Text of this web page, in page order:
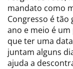
mandato como
Congresso é tão
ano e meio é
que ter uma
juntam alguns
ajuda a